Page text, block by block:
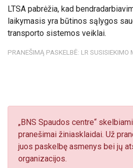
LTSA pabrėžia, kad
laikymasis yra būtinos sąlygos
transporto sistemos veiklai.
PRANEŠIMĄ PASKELBĖ: LR SUSISIEKIMO
„BNS Spaudos centre“
pranešimai žiniasklaidai. Už
juos paskelbę asmenys bei jų
organizacijos.